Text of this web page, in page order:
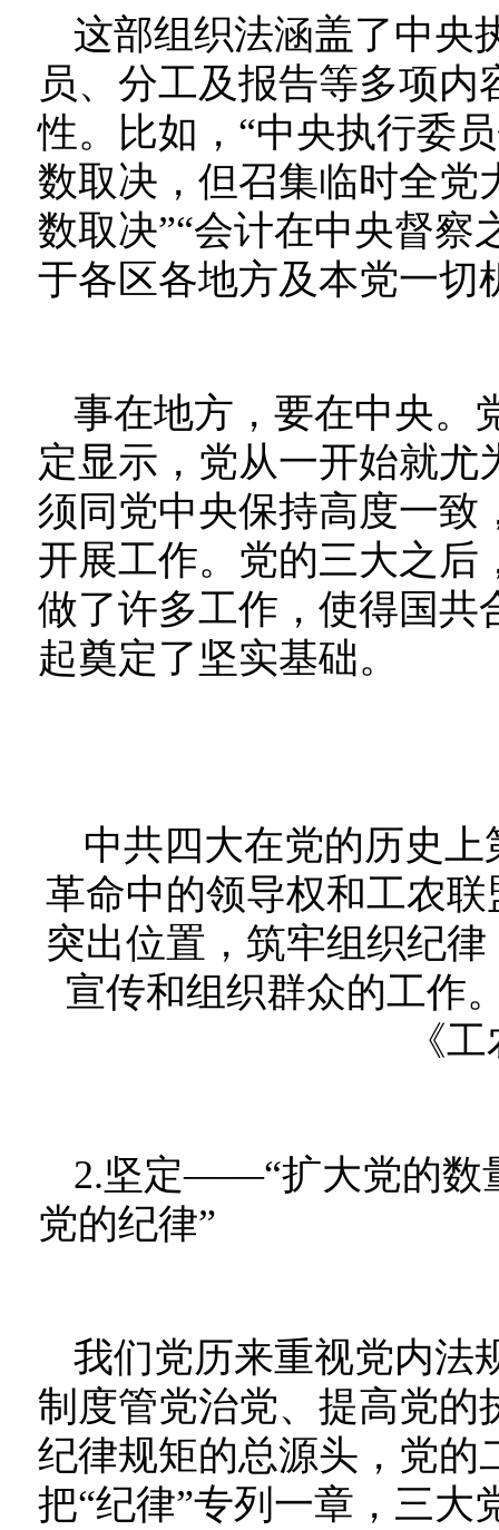
这部组织法涵盖了中央
员、分工及报告等多项
性。比如，“中央执行委
数取决，但召集临时全党
数取决”“会计在中央督察
于各区各地方及本党一切
事在地方，要在中央。
定显示，党从一开始就
须同党中央保持高度一致
开展工作。党的三大之后
做了许多工作，使得国共
起奠定了坚实基础。
中共四大在党的历史
革命中的领导权和工农
突出位置，筑牢组织纪
宣传和组织群众的工作
《
2.坚定——“扩大党的数
党的纪律”
我们党历来重视党内法
制度管党治党、提高党的
纪律规矩的总源头，党的
把“纪律”专列一章，三大